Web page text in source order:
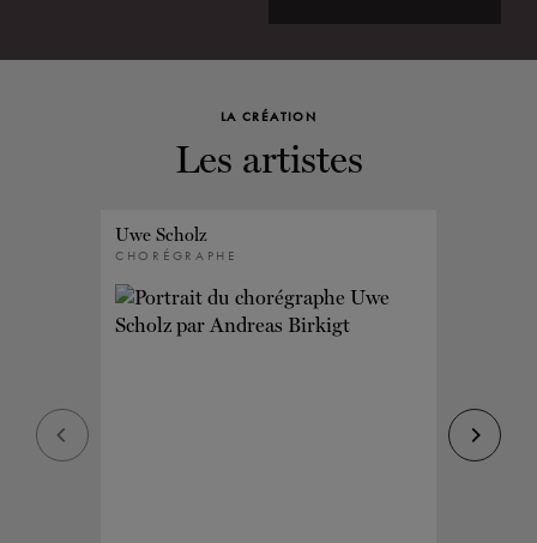
LA CRÉATION
Les artistes
Uwe Scholz
CHORÉGRAPHE